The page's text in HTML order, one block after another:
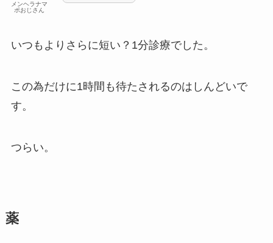
メンヘラナマ
ポおじさん
いつもよりさらに短い？1分診療でした。
この為だけに1時間も待たされるのはしんどいで
す。
つらい。
薬